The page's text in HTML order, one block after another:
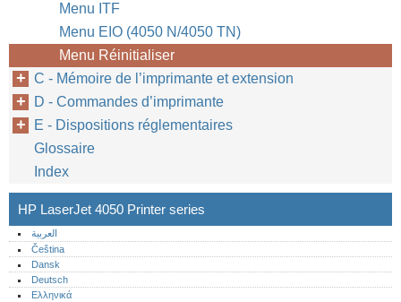
Menu ITF
Menu EIO (4050 N/4050 TN)
Menu Réinitialiser
C - Mémoire de l’imprimante et extension
D - Commandes d’imprimante
E - Dispositions réglementaires
Glossaire
Index
HP LaserJet 4050 Printer series
العربية
Čeština
Dansk
Deutsch
Ελληνικά